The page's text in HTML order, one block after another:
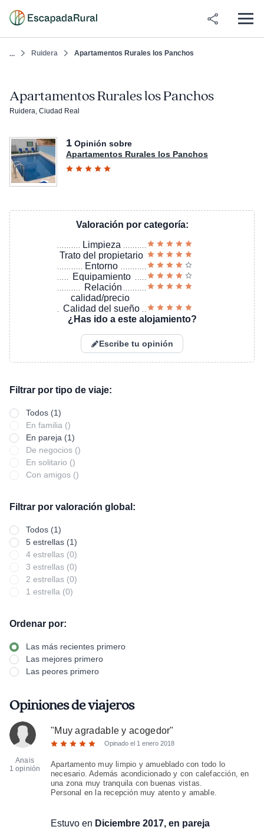
... Ruidera Apartamentos Rurales los Panchos
Apartamentos Rurales los Panchos
Ruidera, Ciudad Real
1 Opinión sobre
Apartamentos Rurales los Panchos
Valoración por categoría:
Limpieza
Trato del propietario
Entorno
Equipamiento
Relación
calidad/precio
Calidad del sueño
¿Has ido a este alojamiento?
Escribe tu opinión
Filtrar por tipo de viaje:
Todos (1)
En familia ()
En pareja (1)
De negocios ()
En solitario ()
Con amigos ()
Filtrar por valoración global:
Todos (1)
5 estrellas (1)
4 estrellas (0)
3 estrellas (0)
2 estrellas (0)
1 estrella (0)
Ordenar por:
Las más recientes primero
Las mejores primero
Las peores primero
Opiniones de viajeros
Anais
1 opinión
"Muy agradable y acogedor"
Opinado el 1 enero 2018
Apartamento muy limpio y amueblado con todo lo
necesario. Además acondicionado y con calefacción, en
una zona muy tranquila con buenas vistas.
Personal en la recepción muy atento y amable.
Estuvo en Diciembre 2017, en pareja